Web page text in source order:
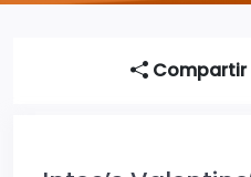
Compartir